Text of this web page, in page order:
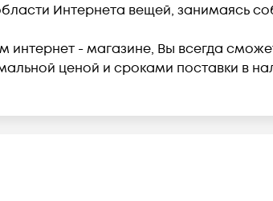
Интернета вещей, занимаясь
- магазине, Вы всегда
ценой и сроками поставки в